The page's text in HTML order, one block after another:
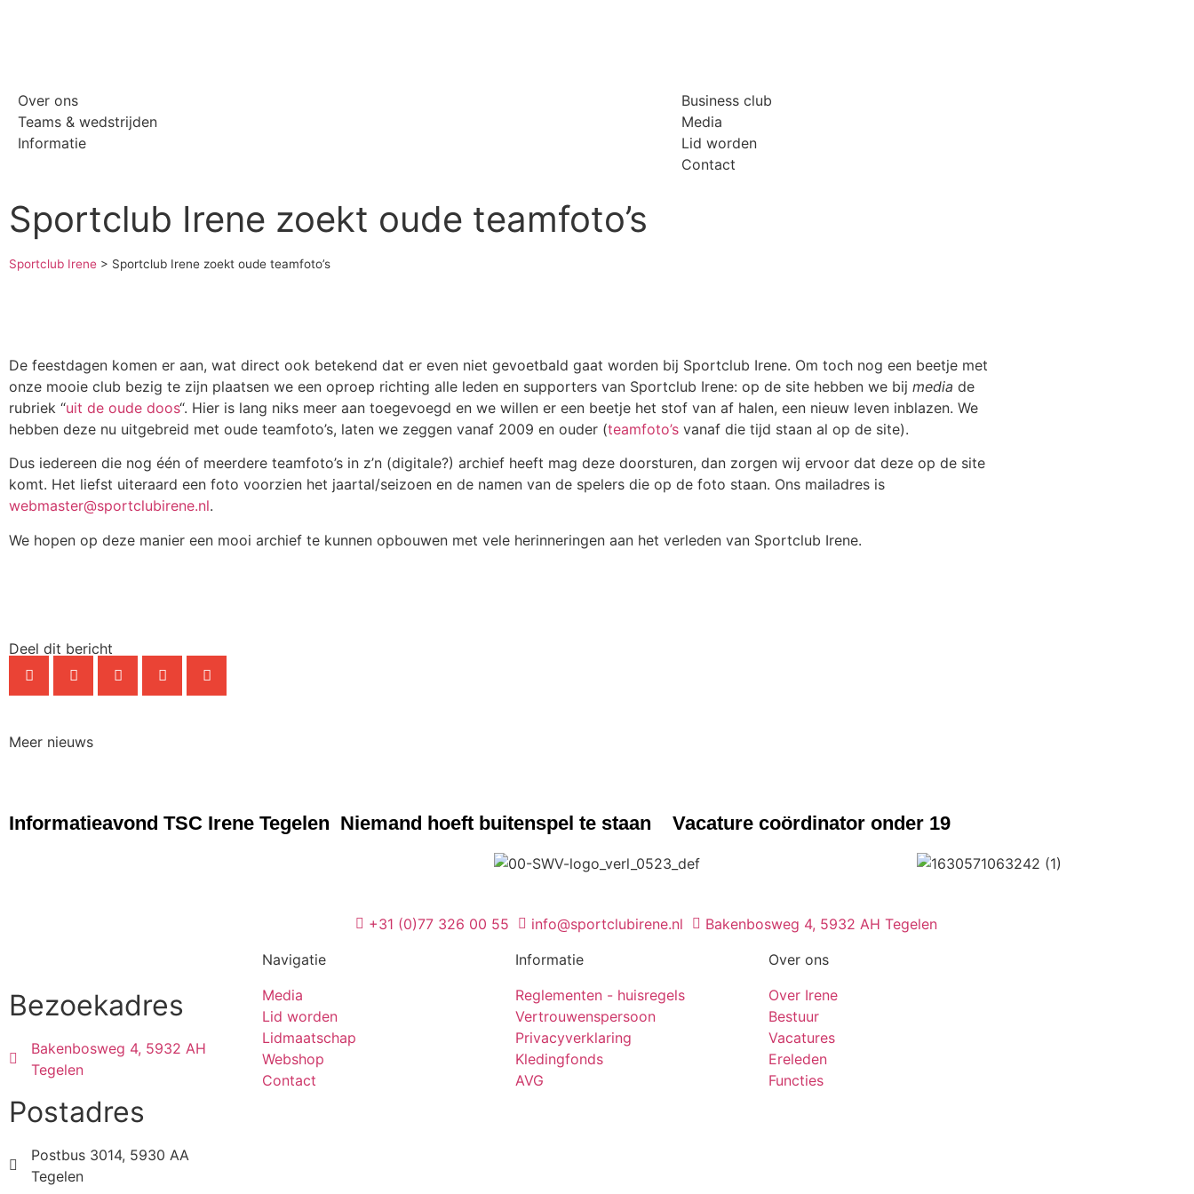
Over ons
Teams & wedstrijden
Informatie
Business club
Media
Lid worden
Contact
Sportclub Irene zoekt oude teamfoto’s
Sportclub Irene > Sportclub Irene zoekt oude teamfoto’s
De feestdagen komen er aan, wat direct ook betekend dat er even niet gevoetbald gaat worden bij Sportclub Irene. Om toch nog een beetje met
onze mooie club bezig te zijn plaatsen we een oproep richting alle leden en supporters van Sportclub Irene: op de site hebben we bij media de
rubriek “uit de oude doos“. Hier is lang niks meer aan toegevoegd en we willen er een beetje het stof van af halen, een nieuw leven inblazen. We
hebben deze nu uitgebreid met oude teamfoto’s, laten we zeggen vanaf 2009 en ouder (teamfoto’s vanaf die tijd staan al op de site).
Dus iedereen die nog één of meerdere teamfoto’s in z’n (digitale?) archief heeft mag deze doorsturen, dan zorgen wij ervoor dat deze op de site
komt. Het liefst uiteraard een foto voorzien het jaartal/seizoen en de namen van de spelers die op de foto staan. Ons mailadres is
webmaster@sportclubirene.nl.
We hopen op deze manier een mooi archief te kunnen opbouwen met vele herinneringen aan het verleden van Sportclub Irene.
Deel dit bericht
Meer nieuws
Informatieavond TSC Irene Tegelen Niemand hoeft buitenspel te staan Vacature coördinator onder 19
+31 (0)77 326 00 55 info@sportclubirene.nl Bakenbosweg 4, 5932 AH Tegelen
Bezoekadres
Bakenbosweg 4, 5932 AH
Tegelen
Postadres
Postbus 3014, 5930 AA
Tegelen
Navigatie
Media
Lid worden
Lidmaatschap
Webshop
Contact
Informatie
Reglementen - huisregels
Vertrouwenspersoon
Privacyverklaring
Kledingfonds
AVG
Over ons
Over Irene
Bestuur
Vacatures
Ereleden
Functies